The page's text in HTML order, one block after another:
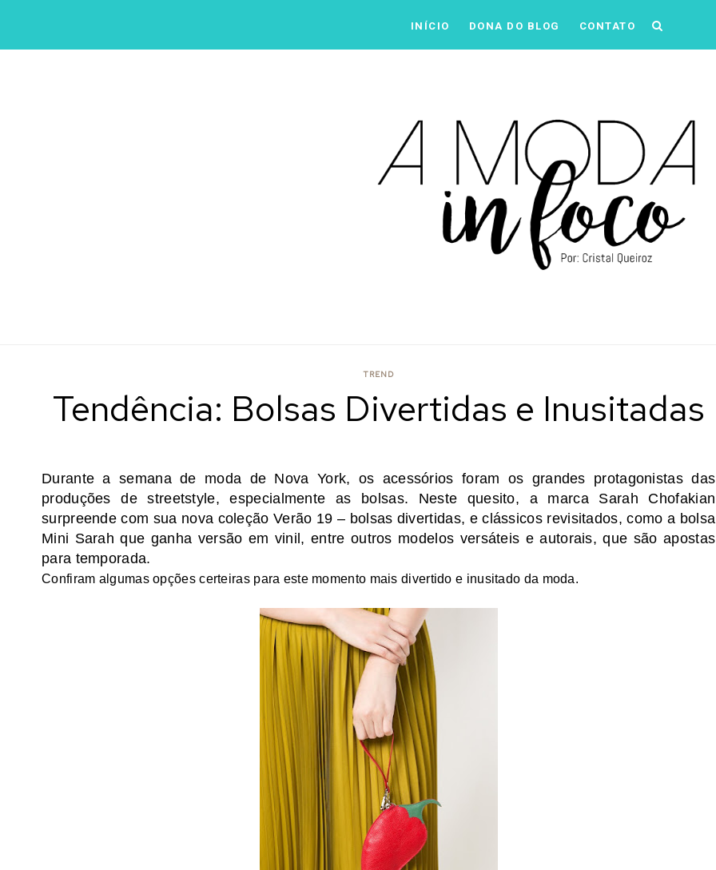
INÍCIO DONA DO BLOG CONTATO
TREND
Tendência: Bolsas Divertidas e Inusitadas
Durante a semana de moda de Nova York, os acessórios foram os grandes protagonistas das
produções de streetstyle, especialmente as bolsas. Neste quesito, a marca Sarah Chofakian
surpreende com sua nova coleção Verão 19 – bolsas divertidas, e clássicos revisitados, como a bolsa
Mini Sarah que ganha versão em vinil, entre outros modelos versáteis e autorais, que são apostas
para temporada.
Confiram algumas opções certeiras para este momento mais divertido e inusitado da moda.